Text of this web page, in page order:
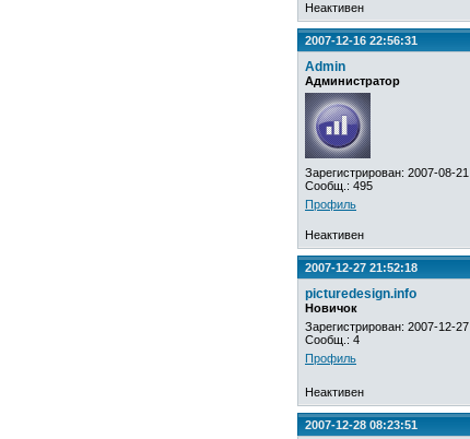
Неактивен
2007-12-16 22:56:31
Admin
Администратор
Зарегистрирован: 2007-08-21
Сообщ.: 495
Профиль
Неактивен
2007-12-27 21:52:18
picturedesign.info
Новичок
Зарегистрирован: 2007-12-27
Сообщ.: 4
Профиль
Неактивен
2007-12-28 08:23:51